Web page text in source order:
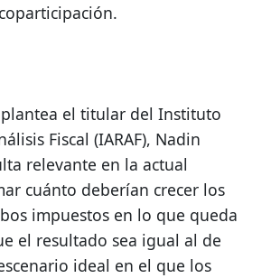
el titular del Instituto
Fiscal (IARAF), Nadin
relevante en la actual
cuánto deberían crecer los
impuestos en lo que queda
el resultado sea igual al de
ideal en el que los